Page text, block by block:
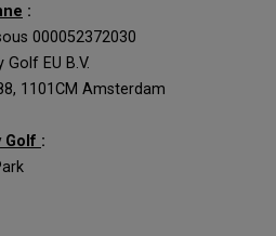
:
000052372030
Golf EU B.V.
1101CM Amsterdam
Golf :